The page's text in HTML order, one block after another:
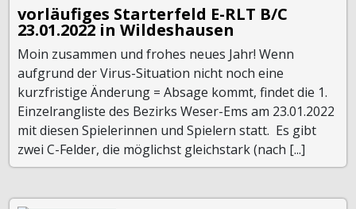
vorläufiges Starterfeld E-RLT B/C
23.01.2022 in Wildeshausen
Moin zusammen und frohes neues Jahr! Wenn
aufgrund der Virus-Situation nicht noch eine
kurzfristige Änderung = Absage kommt, findet die 1.
Einzelrangliste des Bezirks Weser-Ems am 23.01.2022
mit diesen Spielerinnen und Spielern statt. Es gibt
zwei C-Felder, die möglichst gleichstark (nach [...]